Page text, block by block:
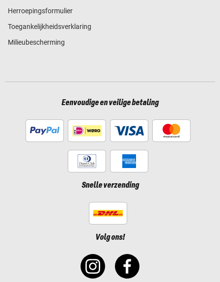
Herroepingsformulier
Toegankelijkheidsverklaring
Milieubescherming
Eenvoudige en veilige betaling
Snelle verzending
Volg ons!